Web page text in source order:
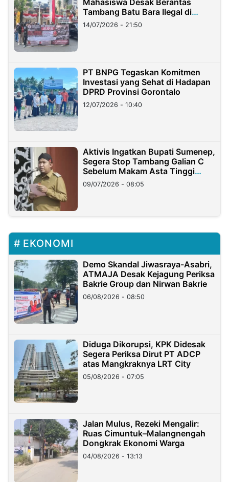
Mahasiswa Desak Berantas
Tambang Batu Bara Ilegal di
Lampung
14/07/2026 - 21:50
PT BNPG Tegaskan Komitmen
Investasi yang Sehat di Hadapan
DPRD Provinsi Gorontalo
12/07/2026 - 10:40
Aktivis Ingatkan Bupati Sumenep,
Segera Stop Tambang Galian C
Sebelum Makam Asta Tinggi
Longsor
09/07/2026 - 08:05
EKONOMI
Demo Skandal Jiwasraya-Asabri,
ATMAJA Desak Kejagung Periksa
Bakrie Group dan Nirwan Bakrie
06/08/2026 - 08:50
Diduga Dikorupsi, KPK Didesak
Segera Periksa Dirut PT ADCP
atas Mangkraknya LRT City
05/08/2026 - 07:05
Jalan Mulus, Rezeki Mengalir:
Ruas Cimuntuk–Malangnengah
Dongkrak Ekonomi Warga
04/08/2026 - 13:13